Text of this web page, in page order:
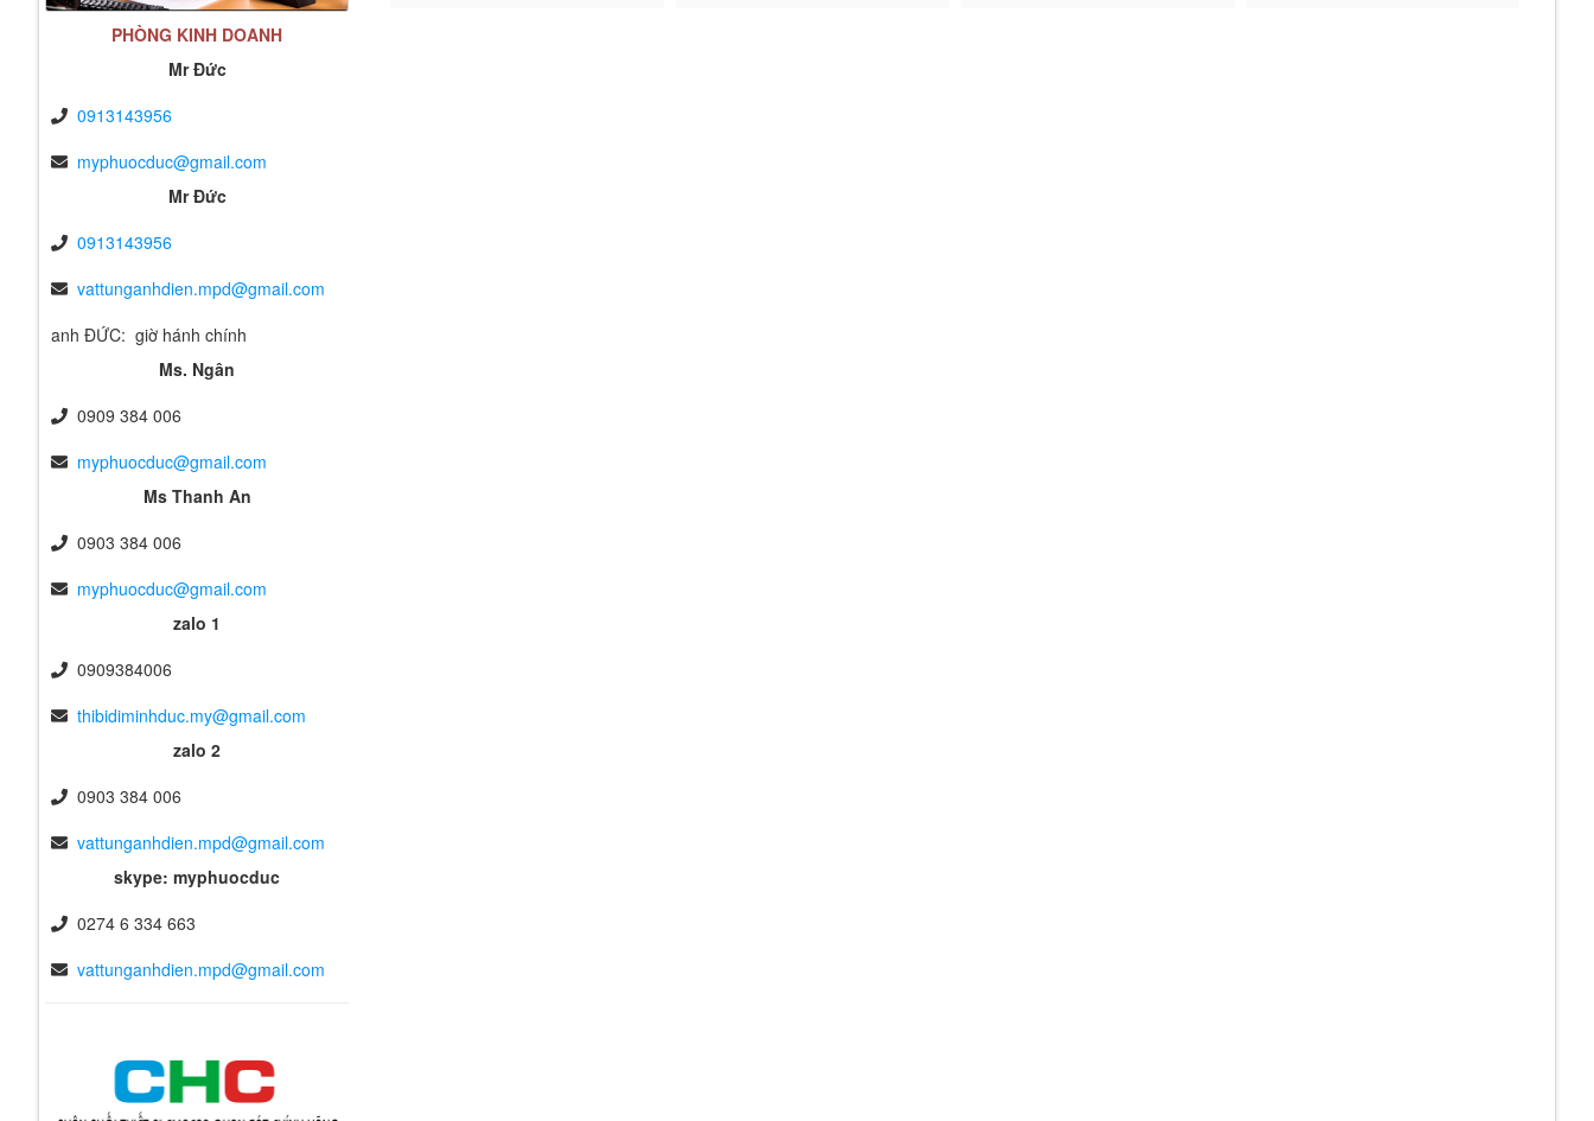
PHÒNG KINH DOANH
Mr Đức
0913143956
myphuocduc@gmail.com
Mr Đức
0913143956
vattunganhdien.mpd@gmail.com
anh ĐỨC: giờ hánh chính
Ms. Ngân
0909 384 006
myphuocduc@gmail.com
Ms Thanh An
0903 384 006
myphuocduc@gmail.com
zalo 1
0909384006
thibidiminhduc.my@gmail.com
zalo 2
0903 384 006
vattunganhdien.mpd@gmail.com
skype: myphuocduc
0274 6 334 663
vattunganhdien.mpd@gmail.com